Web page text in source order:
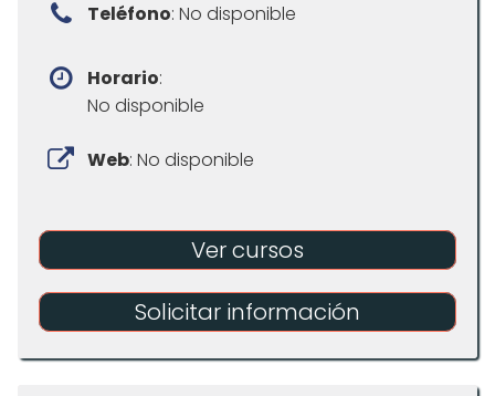
Teléfono: No disponible
Horario:
No disponible
Web: No disponible
Ver cursos
Solicitar información